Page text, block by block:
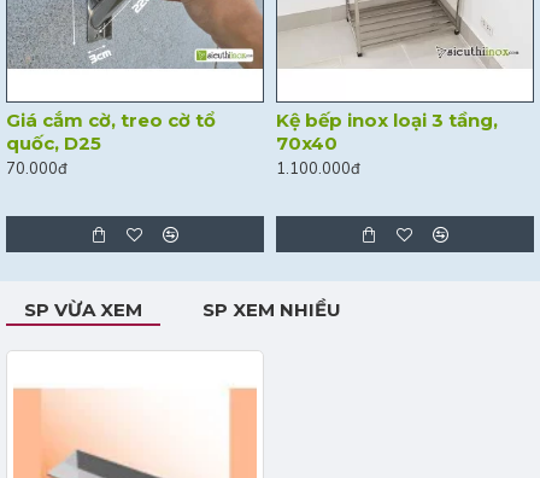
Giá cắm cờ, treo cờ tổ
quốc, D25
70.000đ
Kệ bếp inox loại 3 tầng,
70x40
1.100.000đ
SP VỪA XEM SP XEM NHIỀU